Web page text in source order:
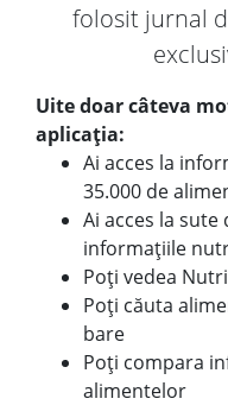
folosit jurnal
Uite doar câteva
aplicația:
Ai acces la
35.000 de
Ai acces la
informațiile
Poți vedea
Poți căuta
bare
Poți compara
alimentelor